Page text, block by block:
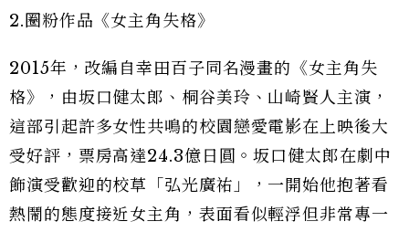
2.圈粉作品《女主角失格》
2015年，改編自幸田百子同名漫畫的《女主角失
格》，由坂口健太郎、桐谷美玲、山崎賢人主演，
這部引起許多女性共鳴的校園戀愛電影在上映後大
受好評，票房高達24.3億日圓。坂口健太郎在劇中
飾演受歡迎的校草「弘光廣祐」，一開始他抱著看
熱鬧的態度接近女主角，表面看似輕浮但非常專一